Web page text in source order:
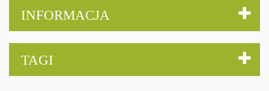
INFORMACJA
TAGI